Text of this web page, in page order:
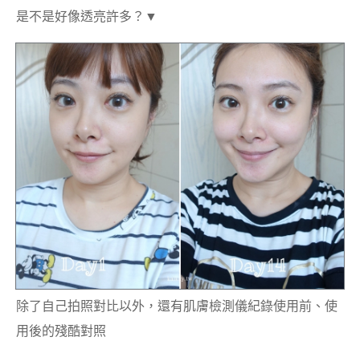
是不是好像透亮許多？▼
除了自己拍照對比以外，還有肌膚檢測儀紀錄使用前、使
用後的殘酷對照